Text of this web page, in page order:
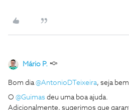
Mário P.
Bom dia@AntonioDTeixeira, seja
O @Guimas deu uma boa ajuda.
Adicionalmente, sugerimos que